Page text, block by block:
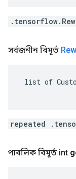
সর্বজনীন বিমূর্ত
list of
repeated
পাবলিক বিমূর্ত int